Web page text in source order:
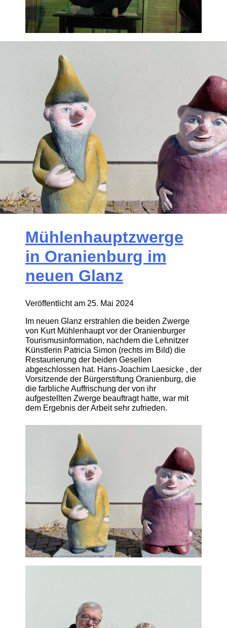
Mühlenhauptzwerge
in Oranienburg im
neuen Glanz
Veröffentlicht am 25. Mai 2024
Im neuen Glanz erstrahlen die beiden Zwerge
von Kurt Mühlenhaupt vor der Oranienburger
Tourismusinformation, nachdem die Lehnitzer
Künstlerin Patricia Simon (rechts im Bild) die
Restaurierung der beiden Gesellen
abgeschlossen hat. Hans-Joachim Laesicke , der
Vorsitzende der Bürgerstiftung Oranienburg, die
die farbliche Auffrischung der von ihr
aufgestellten Zwerge beauftragt hatte, war mit
dem Ergebnis der Arbeit sehr zufrieden.